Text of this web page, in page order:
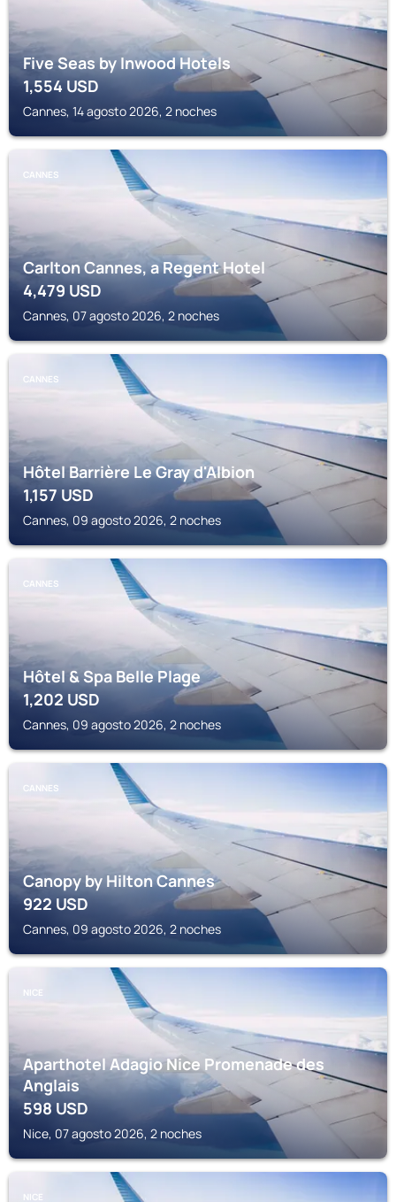
Five Seas by Inwood Hotels
1,554USD
Cannes, 14 agosto 2026, 2 noches
CANNES
Carlton Cannes, a Regent Hotel
4,479 USD
Cannes, 07 agosto 2026, 2 noches
CANNES
Hôtel Barrière Le Gray d'Albion
1,157USD
Cannes, 09 agosto 2026, 2 noches
CANNES
Hôtel & Spa Belle Plage
1,202 USD
Cannes, 09 agosto 2026, 2 noches
CANNES
Canopy by Hilton Cannes
922USD
Cannes, 09 agosto 2026, 2 noches
NICE
Aparthotel Adagio Nice Promenade des
Anglais
598USD
Nice, 07 agosto 2026, 2 noches
NICE